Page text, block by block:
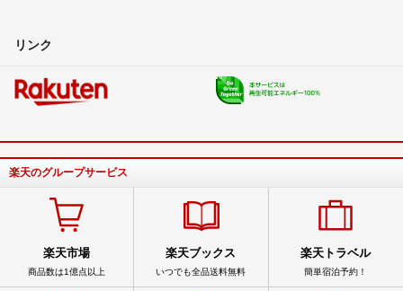
リンク
楽天のグループサービス
楽天市場
商品数は1億点以上
楽天ブックス
いつでも全品送料無料
楽天トラベル
簡単宿泊予約！